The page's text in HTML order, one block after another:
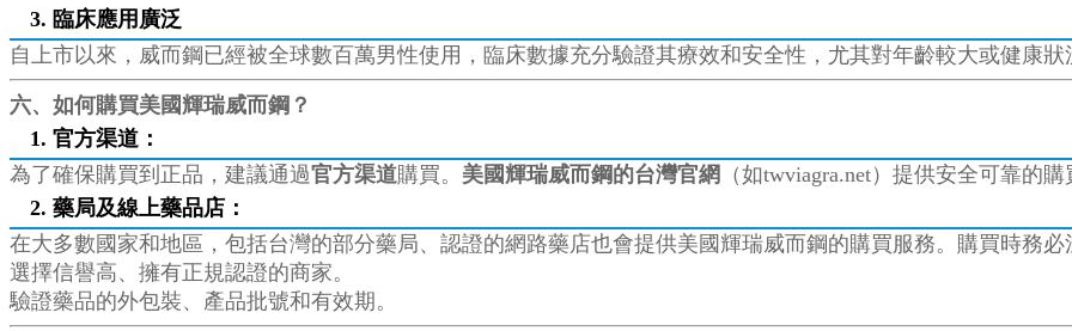
3. 臨床應用廣泛
自上市以來，威而鋼已經被全球數百萬男性使用，臨床數據充分驗證其療效和安全性，尤其對年齡較大或健康狀
六、如何購買美國輝瑞威而鋼？
1. 官方渠道：
為了確保購買到正品，建議通過官方渠道購買。 美國輝瑞威而鋼的台灣官網 （如twviagra.net）提供安全可靠的
2. 藥局及線上藥品店：
在大多數國家和地區，包括台灣的部分藥局、認證的網路藥店也會提供美國輝瑞威而鋼的購買服務。購買時務必
選擇信譽高、擁有正規認證的商家。
驗證藥品的外包裝、產品批號和有效期。